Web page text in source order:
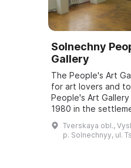
Solnechny
Gallery
The People's Art
for art lovers and
People's Art
1980 in the
Solnechny. It
14 sculptures, 20
Tverskaya obl.,
p. Solnechnyy, ul.